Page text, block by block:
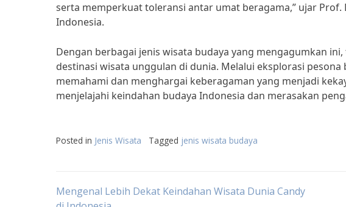
serta memperkuat toleransi antar umat beragama,” ujar Prof.
Indonesia.
Dengan berbagai jenis wisata budaya yang mengagumkan
destinasi wisata unggulan di dunia. Melalui eksplorasi
memahami dan menghargai keberagaman yang menjadi
menjelajahi keindahan budaya Indonesia dan merasakan
Posted in Jenis Wisata Tagged jenis wisata budaya
Post
Mengenal Lebih Dekat Keindahan Wisata Dunia Candy